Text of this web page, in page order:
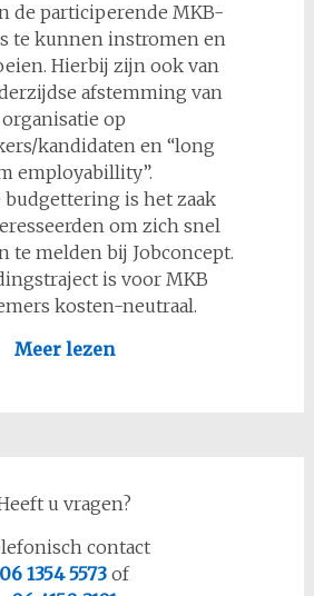
de participerende MKB-
te kunnen instromen en
Hierbij zijn ook van
afstemming van
organisatie op
kandidaten en “long
employabillity”.
budgettering is het zaak
om zich snel
te melden bij Jobconcept.
is voor MKB
kosten-neutraal.
Meer lezen
u vragen?
contact
06 1354 5573 of